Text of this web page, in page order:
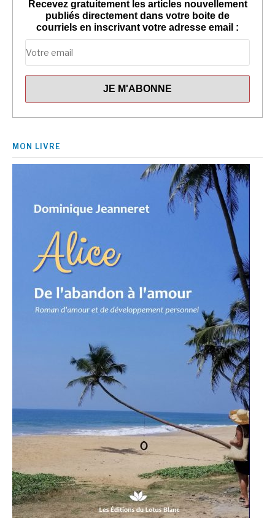
Recevez gratuitement les articles nouvellement
publiés directement dans votre boite de
courriels en inscrivant votre adresse email :
MON LIVRE